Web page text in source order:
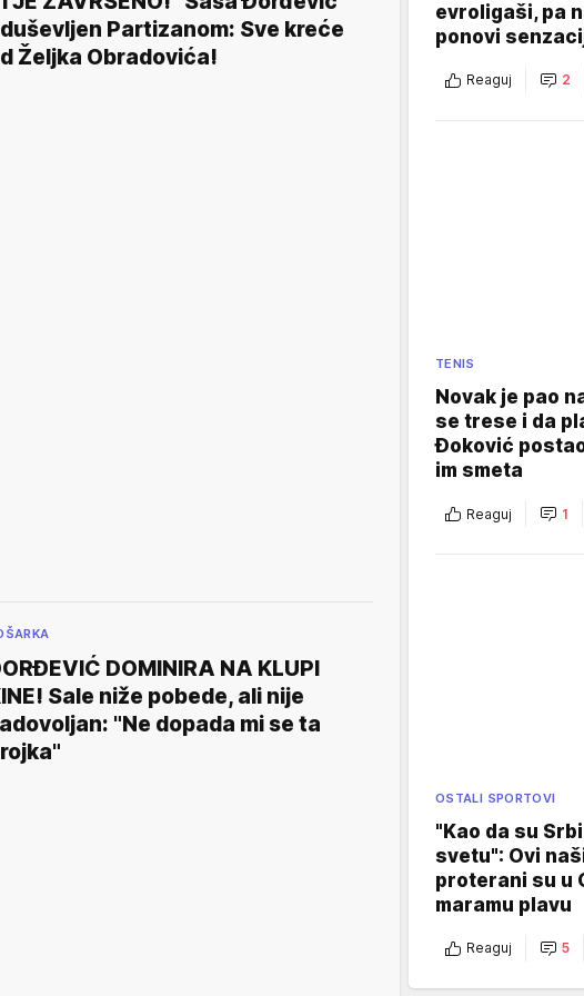
Partizanom: Sve kreće
Željka Obradovića!
DOMINIRA NA KLUPI
Sale niže pobede, ali nije
"Ne dopada mi se ta
evroligaši, pa
ponovi
Reaguj 2
TENIS
Novak je pao
se trese i da
Đoković
im smeta
Reaguj 1
OSTALI SPORTOVI
"Kao da su
svetu": Ovi
proterani su u
maramu plavu
Reaguj 5